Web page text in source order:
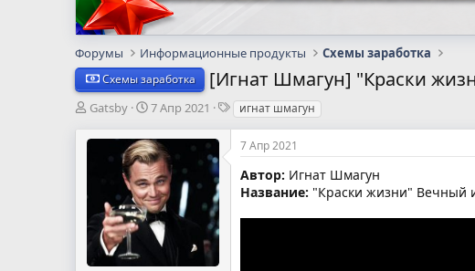
Форумы Информационные продукты Схемы заработка
Схемы заработка [Игнат Шмагун] "Краски
А
т
м
Gatsby
Д
т
а
н
а
ч
а
л
7 Апр 2021
Тигнат шмагун
7 Апр 2021
Автор: Игнат Шмагун
Название: "Краски жизни" Вечный